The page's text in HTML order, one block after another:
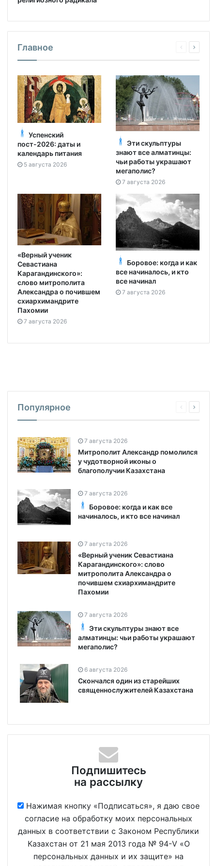
Главное
Успенский
пост-2026: даты и
календарь питания
5 августа 2026
Эти скульптуры
знают все алматинцы:
чьи работы украшают
мегаполис?
7 августа 2026
«Верный ученик
Севастиана
Карагандинского»:
слово митрополита
Александра о почившем
схиархимандрите
Пахомии
7 августа 2026
Боровое: когда и как
все начиналось, и кто
все начинал
7 августа 2026
Популярное
7 августа 2026
Митрополит Александр помолился
у чудотворной иконы о
благополучии Казахстана
7 августа 2026
Боровое: когда и как все
начиналось, и кто все начинал
7 августа 2026
«Верный ученик Севастиана
Карагандинского»: слово
митрополита Александра о
почившем схиархимандрите
Пахомии
7 августа 2026
Эти скульптуры знают все
алматинцы: чьи работы украшают
мегаполис?
6 августа 2026
Скончался один из старейших
священнослужителей Казахстана
Подпишитесь
на рассылку
Нажимая кнопку «Подписаться», я даю свое
согласие на обработку моих персональных
данных в соответствии с Законом Республики
Казахстан от 21 мая 2013 года № 94-V «О
персональных данных и их защите» на